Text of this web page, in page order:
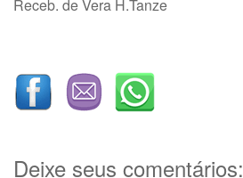
Receb. de Vera H.Tanze
Deixe seus comentários: